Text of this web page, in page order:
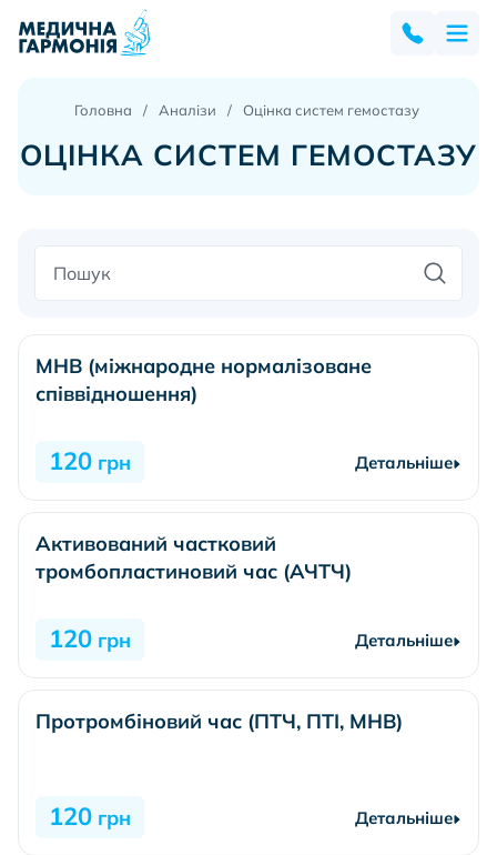
Головна Аналізи Оцінка систем гемостазу
ОЦІНКА СИСТЕМ ГЕМОСТАЗУ
МНВ (міжнародне нормалізоване
співвідношення)
120 грн Детальніше
Активований частковий
тромбопластиновий час (АЧТЧ)
120 грн Детальніше
Протромбіновий час (ПТЧ, ПТІ, МНВ)
120 грн Детальніше